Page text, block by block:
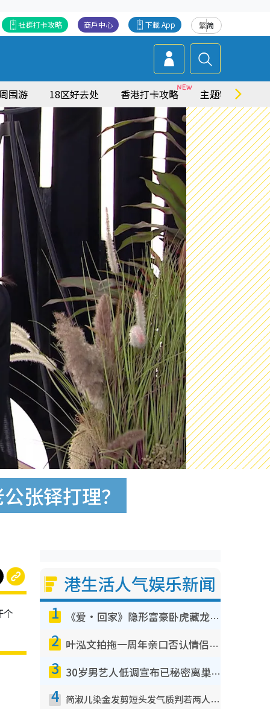
繁简
下載 App
商戶中心
社群打卡攻略
围游 18区好去处 香港打卡攻略 主题特集
张铎打理？
个
港生活人气娱乐新闻
1 《爱·回家》隐形富豪卧虎藏龙！盘点12位财气逼人的有钱艺人：这位美女3亿身家不愁做
2 叶泓文拍拖一周年亲口否认情侣关系？！被质疑感情造假竟称GM“普通同事”
3 30岁男艺人低调宣布已秘密离巢！人气急跌变失踪人口：“这几年过得并不容易”
4 简淑儿染金发剪短头发气质判若两人！吓坏老公麦大力都认不出：“你做什么？”